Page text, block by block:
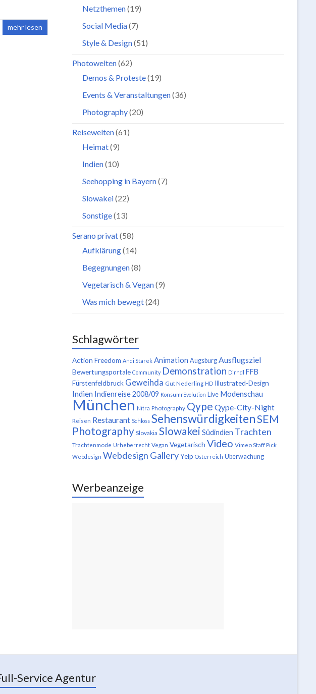
mehr lesen
Netzthemen(19)
Social Media(7)
Style & Design(51)
Photowelten(62)
Demos & Proteste(19)
Events & Veranstaltungen(36)
Photography(20)
Reisewelten(61)
Heimat(9)
Indien(10)
Seehopping in Bayern(7)
Slowakei(22)
Sonstige(13)
Serano privat(58)
Aufklärung(14)
Begegnungen(8)
Vegetarisch & Vegan(9)
Was mich bewegt(24)
Schlagwörter
Action Freedom Andi Starek Animation Augsburg Ausflugsziel
Bewertungsportale Community Demonstration Dirndl FFB
Fürstenfeldbruck Geweihda Gut Nederling HD Illustrated-Design
Indien Indienreise 2008/09 KonsumrEvolution Live Modenschau
München Nitra Photography Qype Qype-City-Night
Reisen Restaurant Schloss SehenswürdigkeitenSEM
Photography Slovakia Slowakei Südindien Trachten
Trachtenmode Urheberrecht Vegan Vegetarisch Video Vimeo Staff Pick
Webdesign Webdesign GalleryYelp Österreich Überwachung
Werbeanzeige
Service Agentur